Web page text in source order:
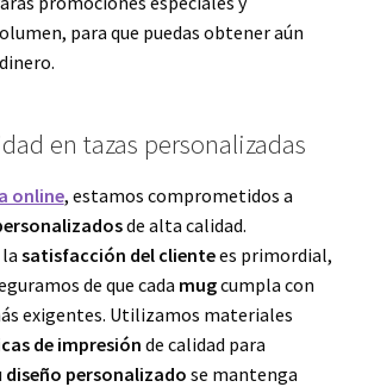
para que puedas obtener aún
en tazas personalizadas
online, estamos comprometidos a
de alta calidad.
satisfacción del clientees primordial,
de que cada mugcumpla con
exigentes. Utilizamos materiales
de impresiónde calidad para
diseño personalizado se mantenga